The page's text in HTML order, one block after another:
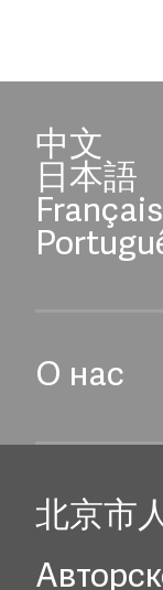
中文
日本語
Français
О нас
北京市